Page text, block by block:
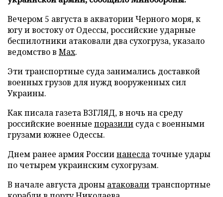
Вечером 5 августа в акватории Черного моря, к
югу и востоку от Одессы, российские ударные
беспилотники атаковали два сухогруза, указало
ведомство в Max.
Эти транспортные суда занимались доставкой
военных грузов для нужд вооруженных сил
Украины.
Как писала газета ВЗГЛЯД, в ночь на среду
российские военные поразили суда с военными
грузами южнее Одессы.
Днем ранее армия Россиинанесла точные удары
по четырем украинским сухогрузам.
В начале августа дроны атаковали транспортные